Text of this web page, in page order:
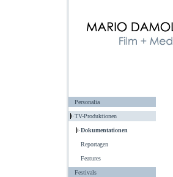
Personalia
TV-Produktionen
Dokumentationen
Reportagen
Features
Festivals